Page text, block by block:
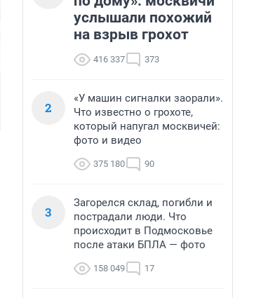
услышали похожий
на взрыв грохот
416 337 373
2
«У машин сигналки заорали».
Что известно о грохоте,
который напугал москвичей:
фото и видео
375 180 90
3
Загорелся склад, погибли и
пострадали люди. Что
происходит в Подмосковье
после атаки БПЛА — фото
158 049 17